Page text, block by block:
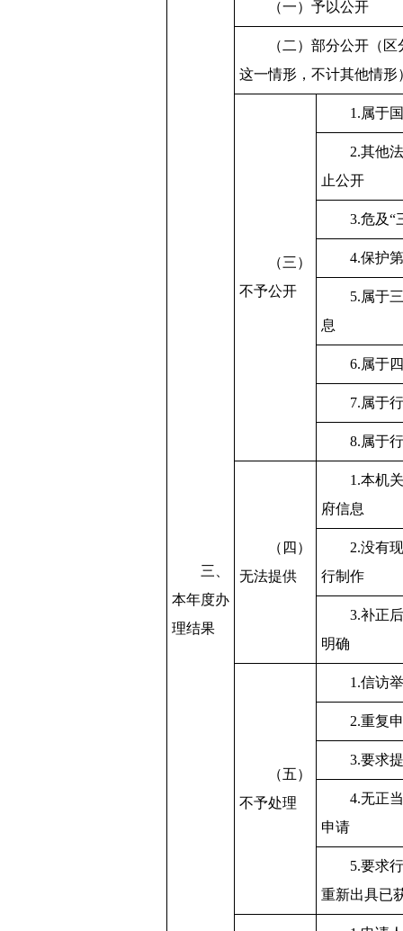
三、
本年度办
理结果
（一）予以公开
（二）部分公开（
这一情形，不计其他情形
（三）
不予公开
1.属于
2.其他
止公开
3.危及“
4.保护
5.属于
息
6.属于
7.属于
8.属于
（四）
无法提供
1.本机
府信息
2.没有
行制作
3.补正
明确
（五）
不予处理
1.信访
2.重复
3.要求
4.无正
申请
5.要求
重新出具已